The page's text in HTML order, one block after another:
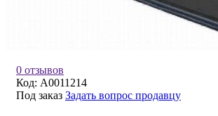
0 отзывов
Код: A0011214
Под заказ Задать вопрос продавцу